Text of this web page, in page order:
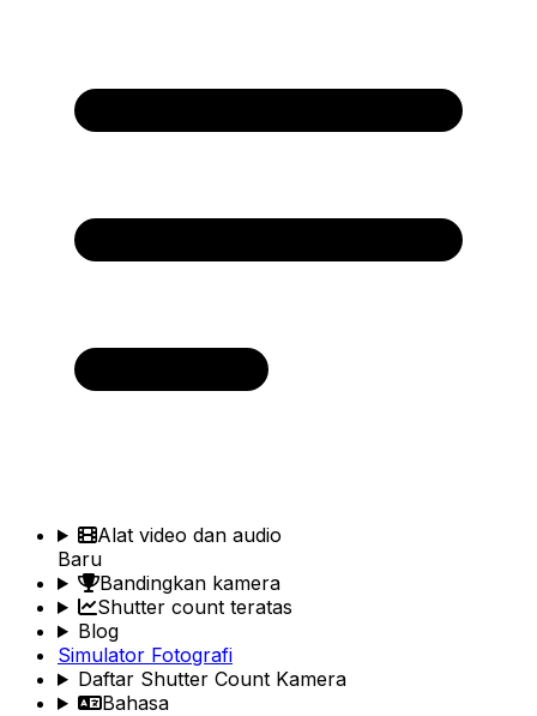
Alat video dan audio
Baru
Bandingkan kamera
Shutter count teratas
Blog
Simulator Fotografi
Daftar Shutter Count Kamera
Bahasa